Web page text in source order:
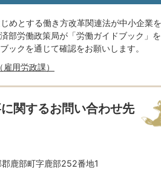
めとする働き方改革関連法が中小企業
部労働政策局が「労働ガイドブック」
ックを通じて確認をお願いします。
用労政課）
関するお問い合わせ先
鹿部町字鹿部252番地1